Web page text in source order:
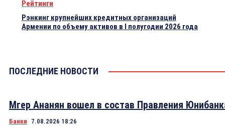
Рейтинги
Рэнкинг крупнейших кредитных организаций
Армении по объему активов в I полугодии 2026 года
ПОСЛЕДНИЕ НОВОСТИ
Мгер Ананян вошел в состав Правления
Банки 7.08.2026 18:26